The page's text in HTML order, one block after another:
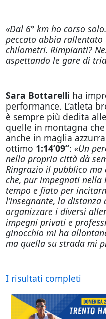
«Dal 6° km ho corso
peccato abbia
chilometri. Rimpianti?
aspettando le gare di
Sara Bottarelli ha
performance. L’atleta
è sempre più dedita
quelle in montagna
anche in maglia
ottimo 1:14’09”: «Un
nella propria città dà
Ringrazio il pubblico
che, pur impegnati
tempo e fiato per
l’insegnante, la
organizzare i diversi
impegni privati e
ginocchio mi ha
ma quella su strada mi
I risultati completi